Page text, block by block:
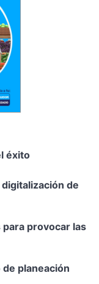
éxito
de
provocar las
planeación